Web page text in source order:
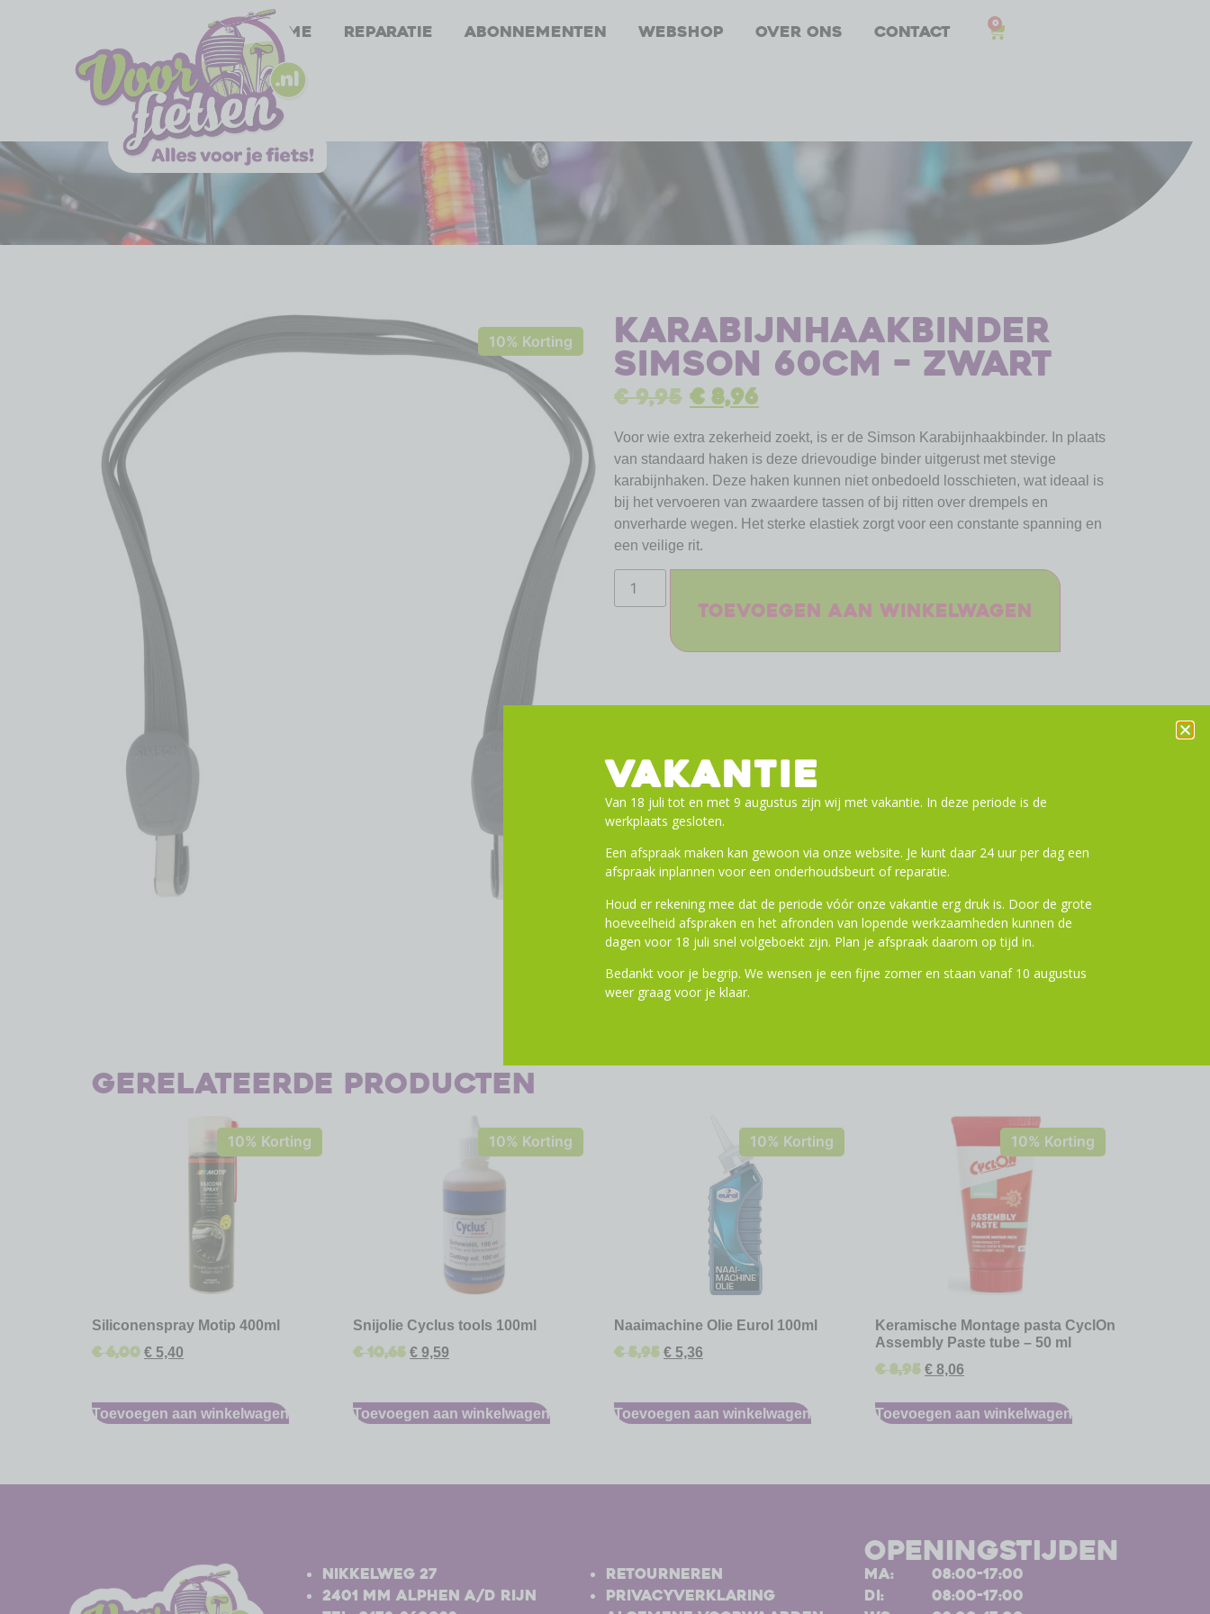
Home Reparatie Abonnementen Webshop Over ons Contact 0
10% Korting Karabijnhaakbinder
Simson 60cm – zwart
€9,95 €8,96
Voor wie extra zekerheid zoekt, is er de Simson Karabijnhaakbinder. In plaats
van standaard haken is deze drievoudige binder uitgerust met stevige
karabijnhaken. Deze haken kunnen niet onbedoeld losschieten, wat ideaal is
bij het vervoeren van zwaardere tassen of bij ritten over drempels en
onverharde wegen. Het sterke elastiek zorgt voor een constante spanning en
een veilige rit.
Toevoegen aan winkelwagen
Gerelateerde producten
10% Korting
Siliconenspray Motip 400ml
€6,00 € 5,40
Toevoegen aan winkelwagen
10% Korting
Snijolie Cyclus tools 100ml
€10,65 € 9,59
Toevoegen aan winkelwagen
10% Korting
Naaimachine Olie Eurol 100ml
€5,95 € 5,36
Toevoegen aan winkelwagen
10% Korting
Keramische Montage pasta CyclOn
Assembly Paste tube – 50 ml
€8,95 € 8,06
Toevoegen aan winkelwagen
Nikkelweg 27
2401 MM Alphen a/d Rijn
Retourneren
Privacyverklaring
openingstijden
ma:
di:
08:00-17:00
08:00-17:00
VAKANTIE
Van 18 juli tot en met 9 augustus zijn wij met vakantie. In deze periode is de
werkplaats gesloten.
Een afspraak maken kan gewoon via onze website. Je kunt daar 24 uur per dag een
afspraak inplannen voor een onderhoudsbeurt of reparatie.
Houd er rekening mee dat de periode vóór onze vakantie erg druk is. Door de grote
hoeveelheid afspraken en het afronden van lopende werkzaamheden kunnen de
dagen voor 18 juli snel volgeboekt zijn. Plan je afspraak daarom op tijd in.
Bedankt voor je begrip. We wensen je een fijne zomer en staan vanaf 10 augustus
weer graag voor je klaar.